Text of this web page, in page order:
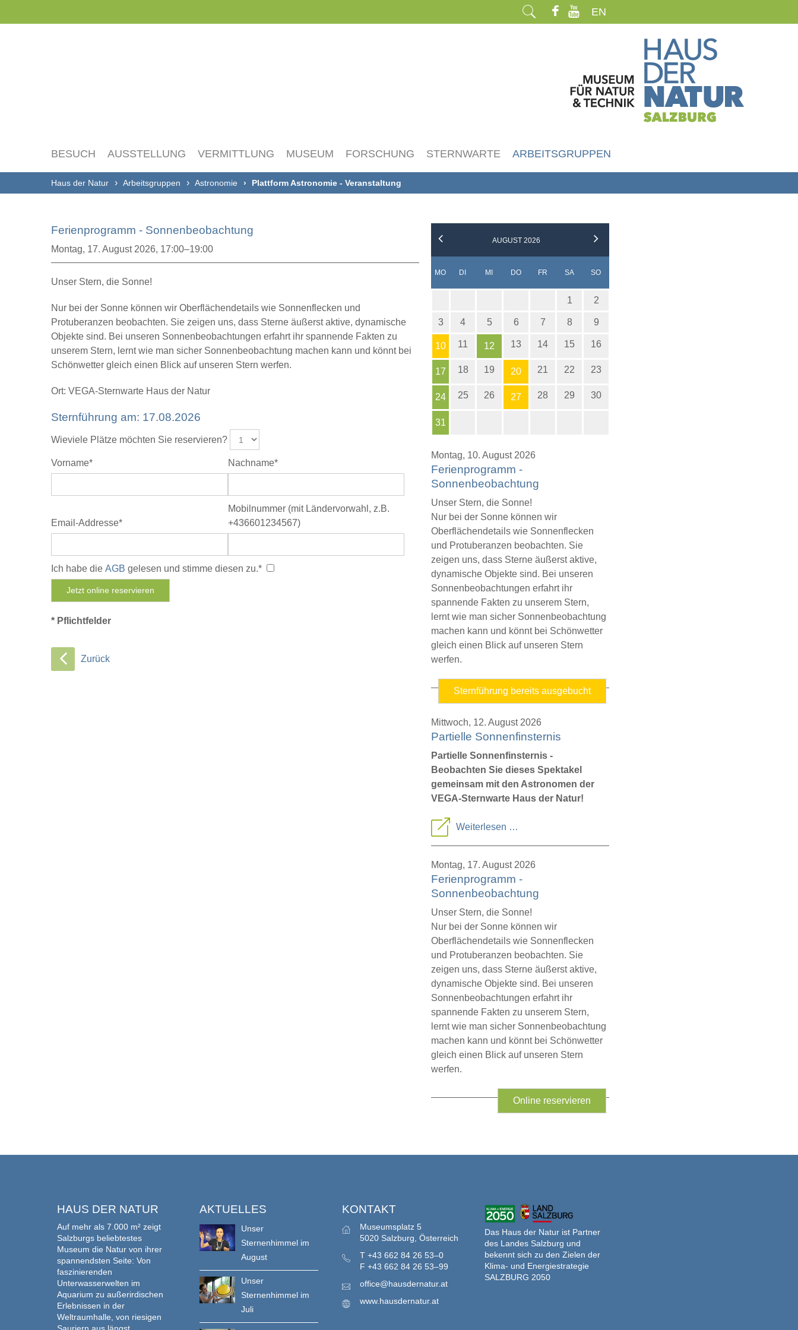
EN
BESUCH AUSSTELLUNG VERMITTLUNG MUSEUM FORSCHUNG STERNWARTE ARBEITSGRUPPEN
Haus der Natur Arbeitsgruppen Astronomie Plattform Astronomie - Veranstaltung
Ferienprogramm - Sonnenbeobachtung
Montag, 17. August 2026, 17:00–19:00
Unser Stern, die Sonne!
Nur bei der Sonne können wir Oberflächendetails wie Sonnenflecken und
Protuberanzen beobachten. Sie zeigen uns, dass Sterne äußerst aktive, dynamische
Objekte sind. Bei unseren Sonnenbeobachtungen erfahrt ihr spannende Fakten zu
unserem Stern, lernt wie man sicher Sonnenbeobachtung machen kann und könnt bei
Schönwetter gleich einen Blick auf unseren Stern werfen.
Ort: VEGA-Sternwarte Haus der Natur
Sternführung am: 17.08.2026
Wieviele Plätze möchten Sie reservieren?
Vorname* Nachname*
Email-Addresse*
Mobilnummer (mit Ländervorwahl, z.B.
+436601234567)
Ich habe die AGB gelesen und stimme diesen zu.*
* Pflichtfelder
Zurück
AUGUST 2026
MONTAG
DI ENSTAG
MI TTWOCH
DONNERSTAG
FREITAGSAMSTAG
SONNTAG
1 2
3 4 5 6 7 8 9
10 11 12 13 14 15 16
17 18 19 20 21 22 23
24 25 26 27 28 29 30
31
Montag, 10. August 2026
Ferienprogramm -
Sonnenbeobachtung
Unser Stern, die Sonne!
Nur bei der Sonne können wir
Oberflächendetails wie Sonnenflecken
und Protuberanzen beobachten. Sie
zeigen uns, dass Sterne äußerst aktive,
dynamische Objekte sind. Bei unseren
Sonnenbeobachtungen erfahrt ihr
spannende Fakten zu unserem Stern,
lernt wie man sicher Sonnenbeobachtung
machen kann und könnt bei Schönwetter
gleich einen Blick auf unseren Stern
werfen.
Sternführung bereits ausgebuchtFerienprogramm
-
Mittwoch, 12. August 2026
Partielle Sonnenfinsternis
Partielle Sonnenfinsternis -
Beobachten Sie dieses Spektakel
gemeinsam mit den Astronomen der
VEGA-Sternwarte Haus der Natur!
Weiterlesen …
Sonnenfinsternis
Montag, 17. August 2026
Ferienprogramm -
Sonnenbeobachtung
Unser Stern, die Sonne!
Nur bei der Sonne können wir
Oberflächendetails wie Sonnenflecken
und Protuberanzen beobachten. Sie
zeigen uns, dass Sterne äußerst aktive,
dynamische Objekte sind. Bei unseren
Sonnenbeobachtungen erfahrt ihr
spannende Fakten zu unserem Stern,
lernt wie man sicher Sonnenbeobachtung
machen kann und könnt bei Schönwetter
gleich einen Blick auf unseren Stern
werfen.
Online reservieren Ferienprogramm
-
HAUS DER NATUR
Auf mehr als 7.000 m² zeigt
Salzburgs beliebtestes
Museum die Natur von ihrer
spannendsten Seite: Von
faszinierenden
Unterwasserwelten im
Aquarium zu außerirdischen
Erlebnissen in der
Weltraumhalle, von riesigen
AKTUELLES
Unser
Sternenhimmel im
August
Unser
Sternenhimmel im
Juli
KONTAKT
Museumsplatz 5
5020 Salzburg, Österreich
T +43 662 84 26 53–0
F +43 662 84 26 53–99
office@hausdernatur.at
www.hausdernatur.at
Das Haus der Natur ist Partner
des Landes Salzburg und
bekennt sich zu den Zielen der
Klima- und Energiestrategie
SALZBURG 2050